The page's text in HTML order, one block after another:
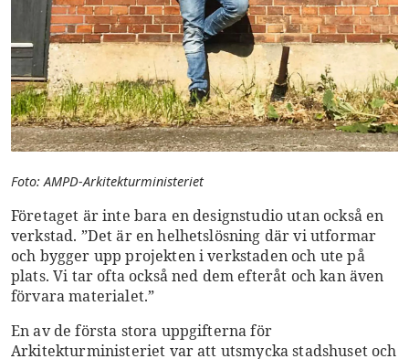
Foto: AMPD-Arkitekturministeriet
Företaget är inte bara en designstudio utan också en
verkstad. ”Det är en helhetslösning där vi utformar
och bygger upp projekten i verkstaden och ute på
plats. Vi tar ofta också ned dem efteråt och kan även
förvara materialet.”
En av de första stora uppgifterna för
Arkitekturministeriet var att utsmycka stadshuset och